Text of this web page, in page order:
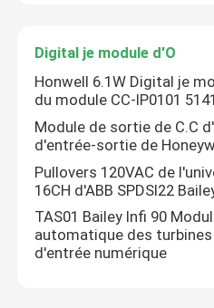
Maison
Produits
Digital je module d'O
Honwell 6.1W Digital je
du module CC-IP0101
Module de sortie de C.C
d'entrée-sortie de
Pullovers 120VAC de
16CH d'ABB SPDSI22
TAS01 Bailey Infi 90
automatique des
d'entrée numérique